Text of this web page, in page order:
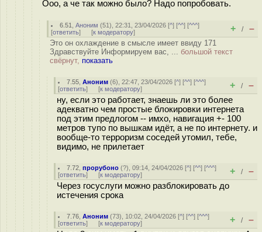
Ооо, а че так можно было? Надо попробовать.
6.51 ,Аноним (51), 22:31, 23/04/2026 [^] [^^] [^^^]
[ответить] [к модератору] + / –
Это он охлаждение в смысле имеет ввиду 171
Здравствуйте Информируем вас, ... большой текст
свёрнут, показать
7.55 ,Аноним (6), 22:47, 23/04/2026 [^] [^^] [^^^]
[ответить] [к модератору] + / –
ну, если это работает, знаешь ли это более
адекватно чем простые блокировки интернета
под этим предлогом -- имхо, навигация +- 100
метров тупо по вышкам идёт, а не по интернету. и
вообще-то терроризм соседей утомил, тебе,
видимо, не прилетает
7.72 ,прорубоно (?), 09:14, 24/04/2026 [^] [^^] [^^^]
[ответить] [к модератору] + / –
Через госуслуги можно разблокировать до
истечения срока
7.76 ,Аноним (73), 10:02, 24/04/2026 [^] [^^] [^^^]
[ответить] [к модератору] + / –